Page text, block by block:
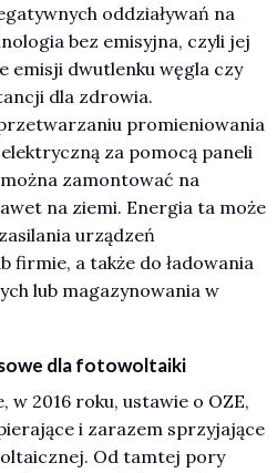
oddziaływań na
bez emisyjna, czyli jej
emisji dwutlenku węgla czy
dla zdrowia.
promieniowania
za pomocą paneli
zamontować na
na ziemi. Energia ta może
urządzeń
firmie, a także do ładowania
lub magazynowania w
dla fotowoltaiki
w 2016 roku, ustawie o OZE,
i zarazem sprzyjające
Od tamtej pory